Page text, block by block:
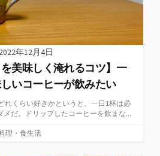
2022年12月4日
を美味しく淹れるコツ】一
いコーヒーが飲みたい
れくらい好きかというと、一日1杯は必
だ。ドリップしたコーヒーを飲まな...
理・食生活